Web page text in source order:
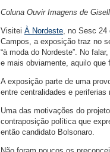
Coluna Ouvir Imagens de
Visitei À Nordeste, no Sesc 24
Campos, a exposição traz no
“à moda do Nordeste”. No
e mais obviamente, aquilo que
A exposição parte de uma
entre centralidades e periferias
Uma das motivações do
contraposição política que
então candidato Bolsonaro.